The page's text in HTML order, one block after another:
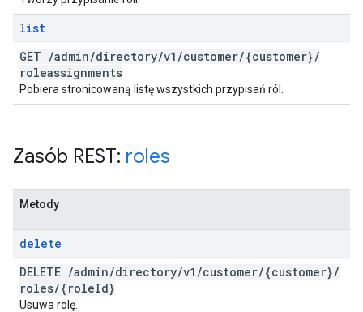
list
GET /admin/directory/v1 /customer/{customer}/
roleassignments
Pobiera stronicowaną listę wszystkich przypisań ról.
Zasób REST: roles
Metody
delete
DELETE /admin/directory/v1 /customer/{customer}/
roles/{roleId}
Usuwa rolę.